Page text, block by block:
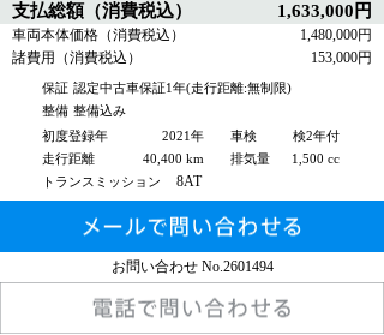
支払総額（消費税込） 1,633,000円
車両本体価格（消費税込）
1,480,000円
諸費用（消費税込）
153,000円
保証 認定中古車保証1年(走行距離:無制限)
整備 整備込み
初度登録年
2021年 車検
検2年付
走行距離
40,400 km 排気量
1,500 cc
トランスミッション
8AT
お問い合わせ No.2601494